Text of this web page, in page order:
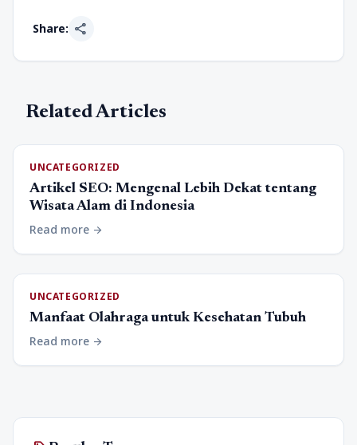
Share: share
Related Articles
UNCATEGORIZED
Artikel SEO: Mengenal Lebih Dekat tentang
Wisata Alam di Indonesia
Read more arrow_forward
UNCATEGORIZED
Manfaat Olahraga untuk Kesehatan Tubuh
Read more arrow_forward